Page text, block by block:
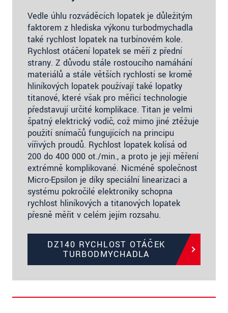
Vedle úhlu rozváděcích lopatek je důležitým
faktorem z hlediska výkonu turbodmychadla
také rychlost lopatek na turbínovém kole.
Rychlost otáčení lopatek se měří z přední
strany. Z důvodu stále rostoucího namáhání
materiálů a stále větších rychlostí se kromě
hliníkových lopatek používají také lopatky
titanové, které však pro měřicí technologie
představují určité komplikace. Titan je velmi
špatný elektrický vodič, což mimo jiné ztěžuje
použití snímačů fungujících na principu
vířivých proudů. Rychlost lopatek kolísá od
200 do 400 000 ot./min., a proto je její měření
extrémně komplikované. Nicméně společnost
Micro-Epsilon je díky speciální linearizaci a
systému pokročilé elektroniky schopna
rychlost hliníkových a titanových lopatek
přesně měřit v celém jejím rozsahu.
DZ140 RYCHLOST OTÁČEK
TURBODMYCHADLA